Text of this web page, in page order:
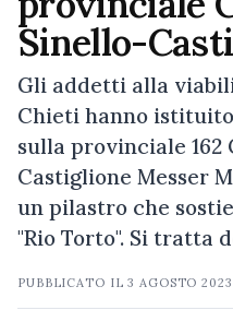
Sinello-
Gli addetti alla
Chieti hanno
sulla provinciale
Castiglione Messer
un pilastro che
"Rio Torto". Si tratta
PUBBLICATO IL3 AGOSTO 2023